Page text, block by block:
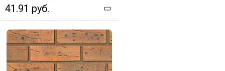
41.91 руб.